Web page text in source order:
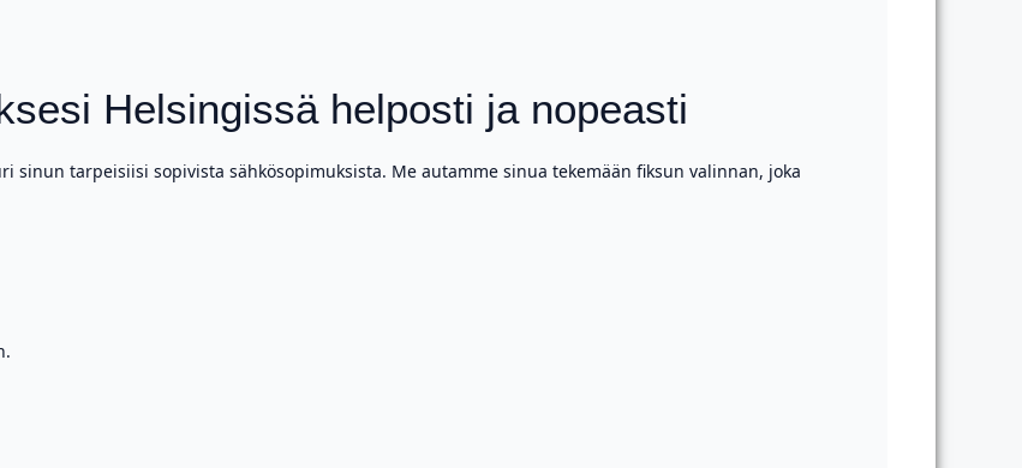
Helsingissä helposti ja nopeasti
sinun tarpeisiisi sopivista sähkösopimuksista. Me autamme sinua tekemään fiksun valinnan, joka